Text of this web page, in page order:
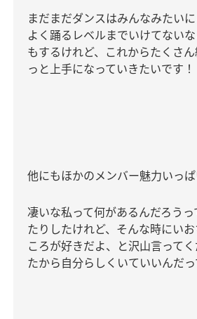
まだまだダンスはみんなみたい
よく踊るレベルまでいけてない
もするけれど、これからたくさ
っと上手になっていきたいです！
他にもほかのメンバー魅力いっ
凄いな私って何があるんだろう
たりしたけれど、そんな時にい
ころが好きだよ、と沢山言って
たから自分らしくいていいんだっ